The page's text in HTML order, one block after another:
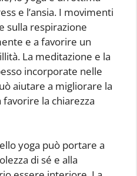
e l’ansia. I movimenti
sulla respirazione
e a favorire un
La meditazione e la
incorporate nelle
aiutare a migliorare la
la chiarezza
yoga può portare a
di sé e alla